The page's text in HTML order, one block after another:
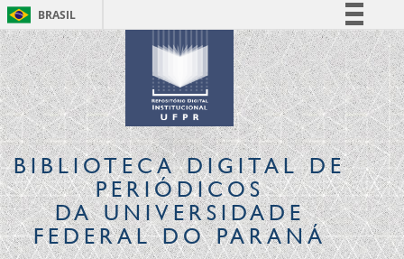
BRASIL
Simplifique!
Comunica BR
Participe
Acesso à informação
Legislação
Canais
BIBLIOTECA DIGITALDE
PERIÓDICOS
DA UNIVERSIDADE
FEDERAL DO PARANÁ